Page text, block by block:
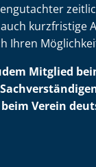
kurzfristige
Ihren
Mitglied
Verein